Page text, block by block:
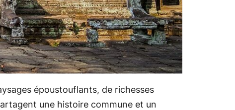
époustouflants, de richesses
une histoire commune et un